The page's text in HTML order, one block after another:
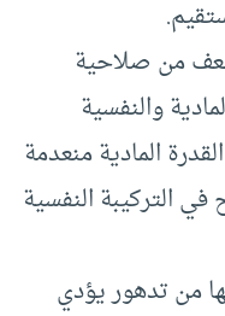
من صلاحية
والنفسية
المادية منعدمة
التركيبة النفسية
من تدهور يؤدي